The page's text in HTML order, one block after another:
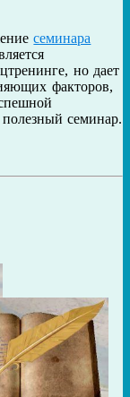
семинара
но дает
факторов,
семинар.